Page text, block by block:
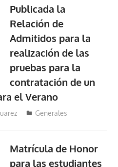
Publicada la
Relación de
Admitidos para la
realización de las
pruebas para la
contratación de un
el Verano
Generales
Matrícula de Honor
para las estudiantes